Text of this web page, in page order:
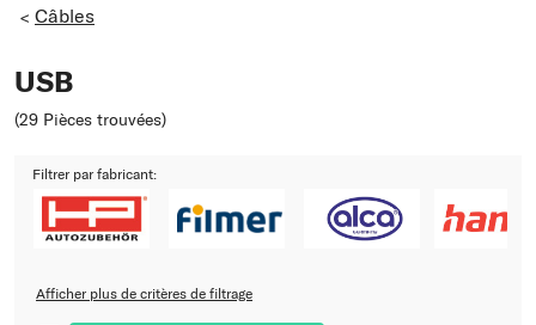
Ou choix du véhicule selon les critères suivants :
Choix du fabricant
Choix du modèle
> Câbles
USB
(29 Pièces trouvées)
Filtrer par fabricant:
Afficher plus de critères de filtrage